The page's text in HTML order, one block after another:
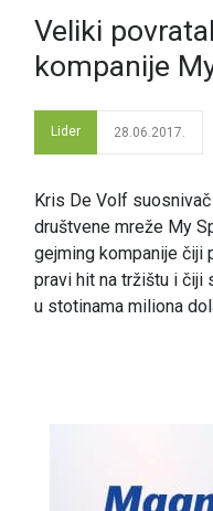
Veliki
kompanije
Lider 28.06.2017.
Kris De Volf
društvene mreže My
gejming kompanije čiji
pravi hit na tržištu i čiji
u stotinama miliona